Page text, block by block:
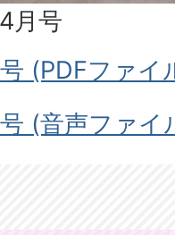
月号
(PDFファイ
(音声ファイ